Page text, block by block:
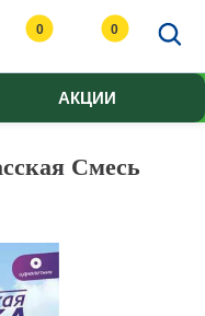
0 0
АКЦИИ
Смесь